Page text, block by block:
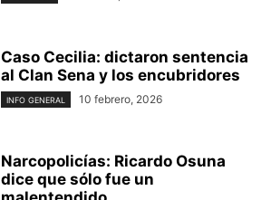
Caso Cecilia: dictaron sentencia
al Clan Sena y los encubridores
INFO GENERAL 10 febrero, 2026
Narcopolicías: Ricardo Osuna
dice que sólo fue un